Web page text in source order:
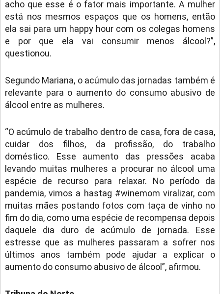
acho que esse é o fator mais importante. A mulher
está nos mesmos espaços que os homens, então
ela sai para um happy hour com os colegas homens
e por que ela vai consumir menos álcool?”,
questionou.
Segundo Mariana, o acúmulo das jornadas também é
relevante para o aumento do consumo abusivo de
álcool entre as mulheres.
“O acúmulo de trabalho dentro de casa, fora de casa,
cuidar dos filhos, da profissão, do trabalho
doméstico. Esse aumento das pressões acaba
levando muitas mulheres a procurar no álcool uma
espécie de recurso para relaxar. No período da
pandemia, vimos a hastag #winemom viralizar, com
muitas mães postando fotos com taça de vinho no
fim do dia, como uma espécie de recompensa depois
daquele dia duro de acúmulo de jornada. Esse
estresse que as mulheres passaram a sofrer nos
últimos anos também pode ajudar a explicar o
aumento do consumo abusivo de álcool”, afirmou.